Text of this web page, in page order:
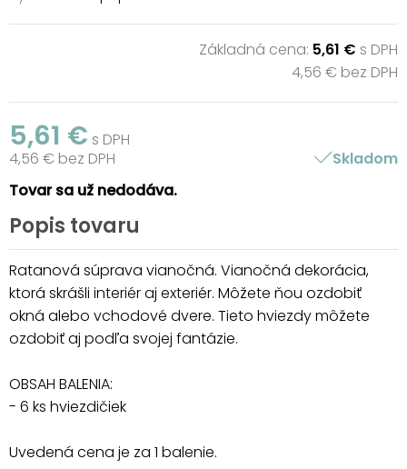
Základná cena: 5,61 € s DPH
4,56 € bez DPH
5,61 € s DPH
4,56 € bez DPH
Skladom
Tovar sa už nedodáva.
Popis tovaru
Ratanová súprava vianočná. Vianočná dekorácia,
ktorá skrášli interiér aj exteriér. Môžete ňou ozdobiť
okná alebo vchodové dvere. Tieto hviezdy môžete
ozdobiť aj podľa svojej fantázie.
OBSAH BALENIA:
- 6 ks hviezdičiek
Uvedená cena je za 1 balenie.